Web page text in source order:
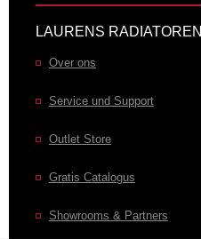
LAURENS RADIATOREN
Over ons
Service und Support
Outlet Store
Gratis Catalogus
Showrooms & Partners